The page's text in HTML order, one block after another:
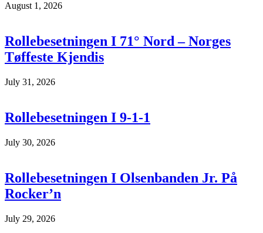
August 1, 2026
Rollebesetningen I 71° Nord – Norges
Tøffeste Kjendis
July 31, 2026
Rollebesetningen I 9-1-1
July 30, 2026
Rollebesetningen I Olsenbanden Jr. På
Rocker’n
July 29, 2026